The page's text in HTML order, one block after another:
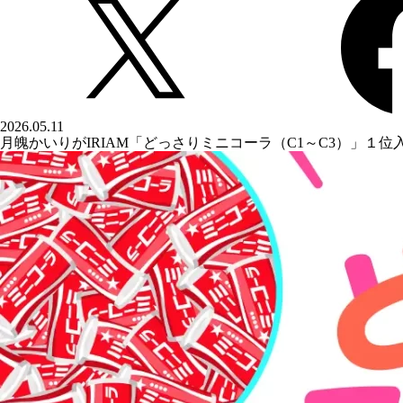
2026.05.11
月魄かいりがIRIAM「どっさりミニコーラ（C1～C3）」１位